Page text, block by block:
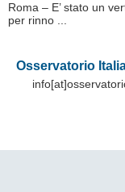
Roma – E’ stato un
per rinno ...
Osservatorio